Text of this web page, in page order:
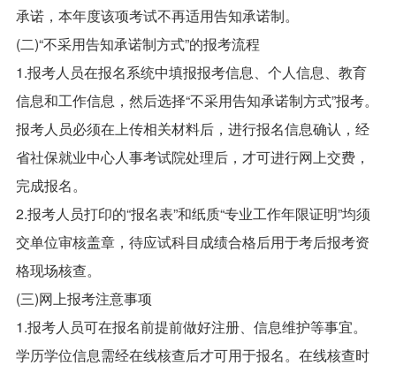
承诺，本年度该项考试不再适用告知承诺制。
(二)“不采用告知承诺制方式”的报考流程
1.报考人员在报名系统中填报报考信息、个人信息、教育
信息和工作信息，然后选择“不采用告知承诺制方式”报考。
报考人员必须在上传相关材料后，进行报名信息确认，经
省社保就业中心人事考试院处理后，才可进行网上交费，
完成报名。
2.报考人员打印的“报名表”和纸质“专业工作年限证明”均须
交单位审核盖章，待应试科目成绩合格后用于考后报考资
格现场核查。
(三)网上报考注意事项
1.报考人员可在报名前提前做好注册、信息维护等事宜。
学历学位信息需经在线核查后才可用于报名。在线核查时